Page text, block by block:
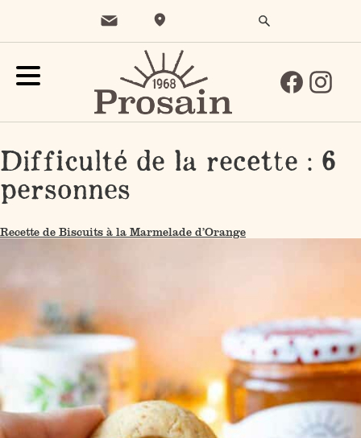
Difficulté de la recette : 6
personnes
Recette de Biscuits à la Marmelade d’Orange